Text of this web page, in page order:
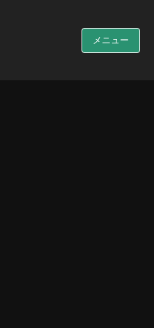
メニュー